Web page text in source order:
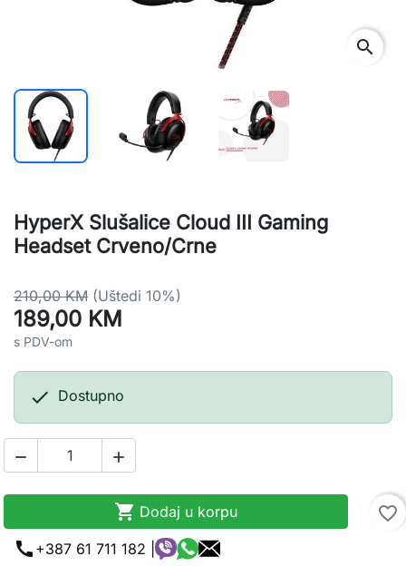
search
HyperX Slušalice Cloud III Gaming
Headset Crveno/Crne
210,00 KM (Uštedi 10%)
189,00 KM
s PDV-om
 Dostupno
 
 Dodaj u korpu
favorite_border
call +387 61 711 182 |